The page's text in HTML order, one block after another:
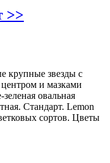
>>
крупные звезды с
и мазками
овальная
Стандарт. Lemon
сортов. Цветы